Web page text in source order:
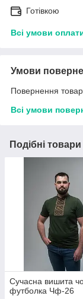
Готівкою
Всі умови
Умови
Повернення
Всі умови
Подібні товари
Сучасна вишита
футболка Чф-26